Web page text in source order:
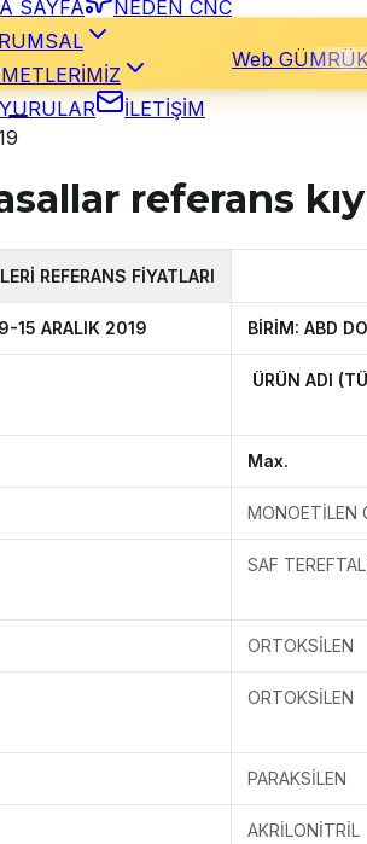
SAYFA
NEDEN CNC
İLETİŞİM
Web
referans
REFERANS FİYATLARI
15 ARALIK 2019 BİRİM: ABD
ÜRÜN ADI
Max.
MONOETİLEN
SAF
ORTOKSİLEN
ORTOKSİLEN
PARAKSİLEN
AKRİLONİTRİL